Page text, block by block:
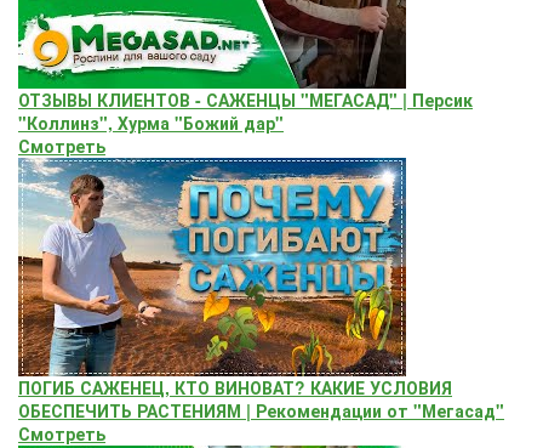
ОТЗЫВЫ КЛИЕНТОВ - САЖЕНЦЫ "МЕГАСАД" | Персик
"Коллинз", Хурма "Божий дар"
Смотреть
ПОГИБ САЖЕНЕЦ, КТО ВИНОВАТ? КАКИЕ УСЛОВИЯ
ОБЕСПЕЧИТЬ РАСТЕНИЯМ | Рекомендации от "Мегасад"
Смотреть